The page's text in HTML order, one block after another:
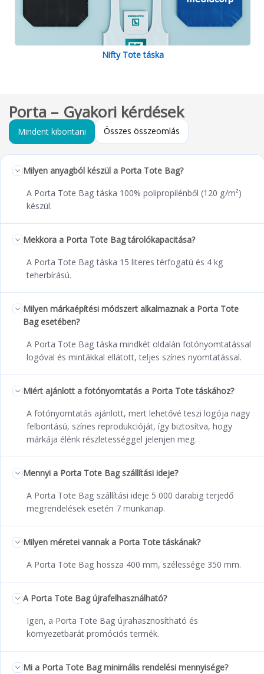
Nifty Tote táska
Porta – Gyakori kérdések
Mindent kibontani Összes összeomlás
Milyen anyagból készül a Porta Tote Bag?
A Porta Tote Bag táska 100% polipropilénből (120 g/m²)
készül.
Mekkora a Porta Tote Bag tárolókapacitása?
A Porta Tote Bag táska 15 literes térfogatú és 4 kg
teherbírású.
Milyen márkaépítési módszert alkalmaznak a Porta Tote
Bag esetében?
A Porta Tote Bag táska mindkét oldalán fotónyomtatással
logóval és mintákkal ellátott, teljes színes nyomtatással.
Miért ajánlott a fotónyomtatás a Porta Tote táskához?
A fotónyomtatás ajánlott, mert lehetővé teszi logója nagy
felbontású, színes reprodukcióját, így biztosítva, hogy
márkája élénk részletességgel jelenjen meg.
Mennyi a Porta Tote Bag szállítási ideje?
A Porta Tote Bag szállítási ideje 5 000 darabig terjedő
megrendelések esetén 7 munkanap.
Milyen méretei vannak a Porta Tote táskának?
A Porta Tote Bag hossza 400 mm, szélessége 350 mm.
A Porta Tote Bag újrafelhasználható?
Igen, a Porta Tote Bag újrahasznosítható és
környezetbarát promóciós termék.
Mi a Porta Tote Bag minimális rendelési mennyisége?